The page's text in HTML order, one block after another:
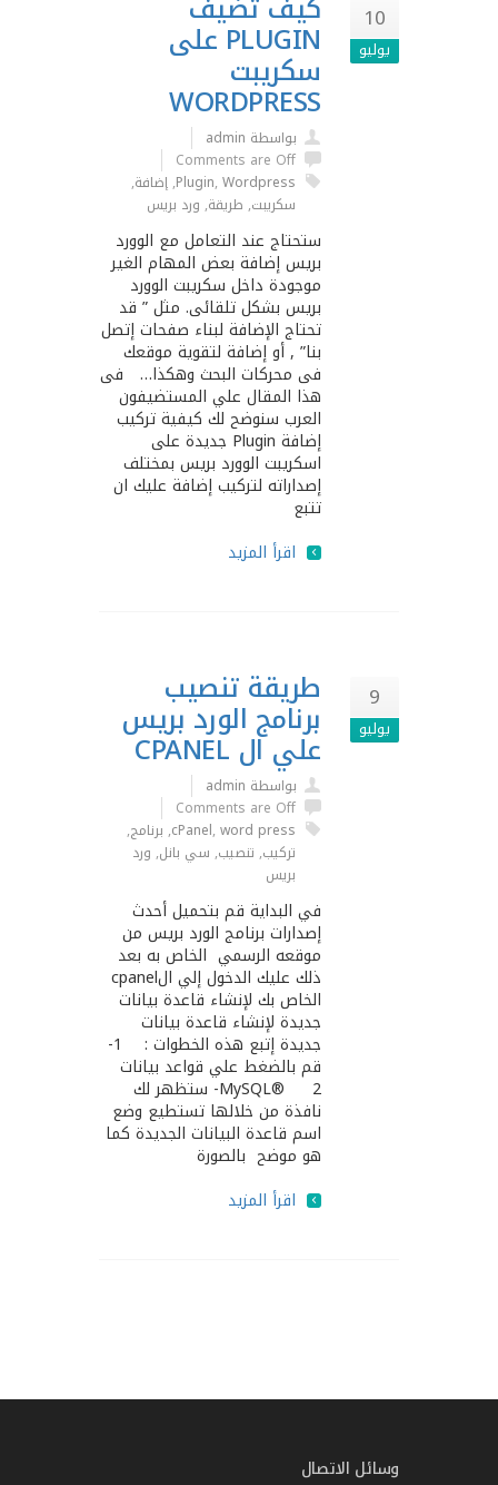
10
يوليو PLUGIN على
سكريبت
WORDPRESS
بواسطة admin
Comments are Off
Plugin, Wordpress
,إضافة,
سكريبت, طريقة, ورد بريس
ستحتاج عند التعامل مع الوورد
بريس إضافة بعض المهام الغير
موجودة داخل سكريبت الوورد
بريس بشكل تلقائى. مثل ” قد
تحتاج الإضافة لبناء صفحات إتصل
بنا” , أو إضافة لتقوية موقعك
فى محركات البحث وهكذا… فى
هذا المقال علي المستضيفون
العرب سنوضح لك كيفية تركيب
إضافة Plugin جديدة على
اسكريبت الوورد بريس بمختلف
إصداراته لتركيب إضافة عليك ان
تتبع
اقرأ المزيد
9
يوليو
طريقة تنصيب
برنامج الورد بريس
علي ال CPANEL
بواسطة admin
Comments are Off
cPanel, word press
, برنامج,
تركيب, تنصيب, سي بانل, ورد
بريس
في البداية قم بتحميل أحدث
إصدارات برنامج الورد بريس من
موقعه الرسمي الخاص به بعد
ذلك عليك الدخول إلي الcpanel
الخاص بك لإنشاء قاعدة بيانات
جديدة لإنشاء قاعدة بيانات
جديدة إتبع هذه الخطوات : 1-
قم بالضغط علي قواعد بيانات
MySQL® 2- ستظهر لك
نافذة من خلالها تستطيع وضع
اسم قاعدة البيانات الجديدة كما
هو موضح بالصورة
اقرأ المزيد
وسائل الاتصال